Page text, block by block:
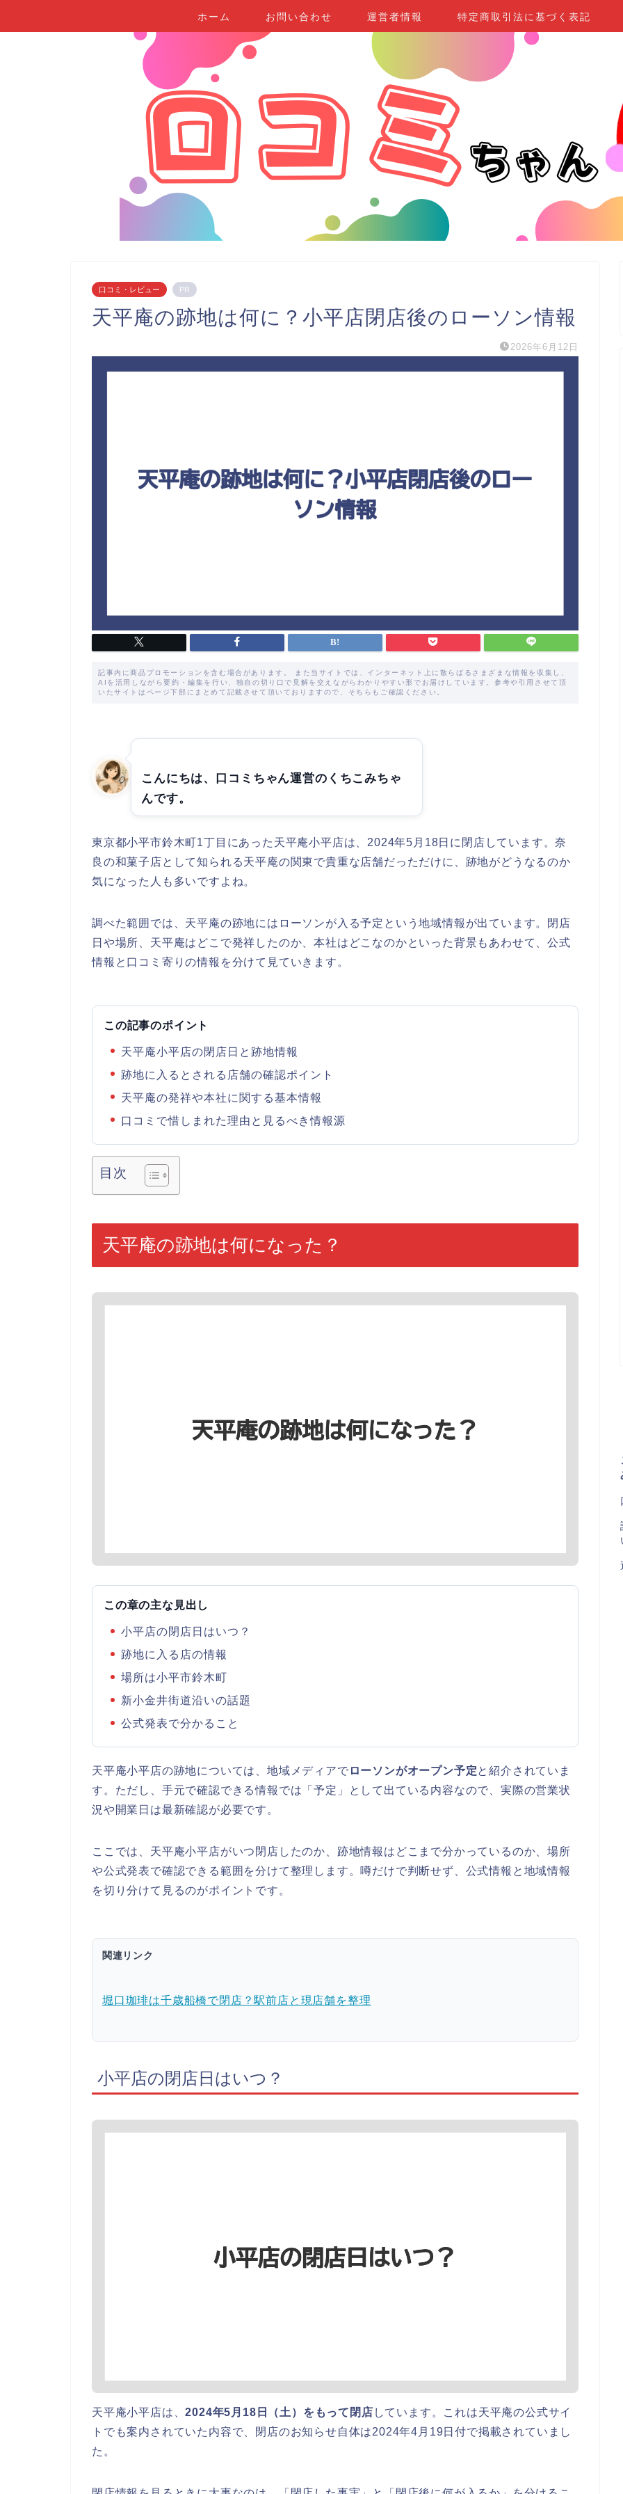
ホーム お問い合わせ 運営者情報 特定商取引法に基づく表記
口コミ・レビュー PR
天平庵の跡地は何に？小平店閉店後のローソン情報
2026年6月12日
記事内に商品プロモーションを含む場合があります。 また当サイトでは、インターネット上に散らばるさまざまな情報を収集し、
AIを活用しながら要約・編集を行い、独自の切り口で見解を交えながらわかりやすい形でお届けしています。参考や引用させて頂
いたサイトはページ下部にまとめて記載させて頂いておりますので、そちらもご確認ください。
こんにちは、口コミちゃん運営のくちこみちゃ
んです。
東京都小平市鈴木町1丁目にあった天平庵小平店は、2024年5月18日に閉店しています。奈
良の和菓子店として知られる天平庵の関東で貴重な店舗だっただけに、跡地がどうなるのか
気になった人も多いですよね。
調べた範囲では、天平庵の跡地にはローソンが入る予定という地域情報が出ています。閉店
日や場所、天平庵はどこで発祥したのか、本社はどこなのかといった背景もあわせて、公式
情報と口コミ寄りの情報を分けて見ていきます。
この記事のポイント
天平庵小平店の閉店日と跡地情報
跡地に入るとされる店舗の確認ポイント
天平庵の発祥や本社に関する基本情報
口コミで惜しまれた理由と見るべき情報源
目次
天平庵の跡地は何になった？
この章の主な見出し
小平店の閉店日はいつ？
跡地に入る店の情報
場所は小平市鈴木町
新小金井街道沿いの話題
公式発表で分かること
天平庵小平店の跡地については、地域メディアで ローソンがオープン予定と紹介されていま
す。ただし、手元で確認できる情報では「予定」として出ている内容なので、実際の営業状
況や開業日は最新確認が必要です。
ここでは、天平庵小平店がいつ閉店したのか、跡地情報はどこまで分かっているのか、場所
や公式発表で確認できる範囲を分けて整理します。噂だけで判断せず、公式情報と地域情報
を切り分けて見るのがポイントです。
関連リンク
堀口珈琲は千歳船橋で閉店？駅前店と現店舗を整理
小平店の閉店日はいつ？
天平庵小平店は、2024年5月18日（土）をもって閉店 しています。これは天平庵の公式サイ
トでも案内されていた内容で、閉店のお知らせ自体は2024年4月19日付で掲載されていまし
た。